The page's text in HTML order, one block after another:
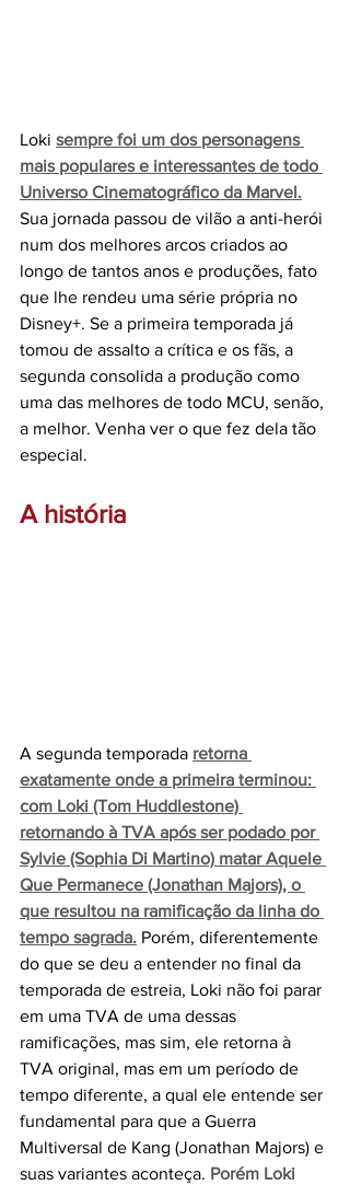
Loki sempre foi um dos personagens
mais populares e interessantes de todo
Universo Cinematográfico da Marvel.
Sua jornada passou de vilão a anti-herói
num dos melhores arcos criados ao
longo de tantos anos e produções, fato
que lhe rendeu uma série própria no
Disney+. Se a primeira temporada já
tomou de assalto a crítica e os fãs, a
segunda consolida a produção como
uma das melhores de todo MCU, senão,
a melhor. Venha ver o que fez dela tão
especial.
A história
A segunda temporada retorna
exatamente onde a primeira terminou:
com Loki (Tom Huddlestone)
retornando à TVA após ser podado por
Sylvie (Sophia Di Martino) matar Aquele
Que Permanece (Jonathan Majors), o
que resultou na ramificação da linha do
tempo sagrada. Porém, diferentemente
do que se deu a entender no final da
temporada de estreia, Loki não foi parar
em uma TVA de uma dessas
ramificações, mas sim, ele retorna à
TVA original, mas em um período de
tempo diferente, a qual ele entende ser
fundamental para que a Guerra
Multiversal de Kang (Jonathan Majors) e
suas variantes aconteça. Porém Loki